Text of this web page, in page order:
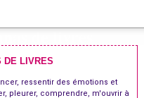
DE LIVRES
ressentir des émotions et
pleurer, comprendre, m'ouvrir à